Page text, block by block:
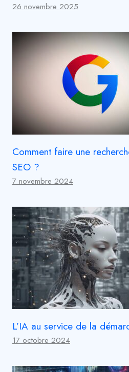
26 novembre 2025
Comment faire une
SEO ?
7 novembre 2024
L’IA au service de la
17 octobre 2024